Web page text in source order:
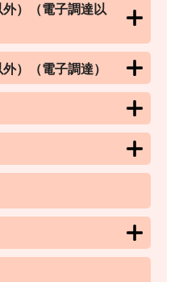
）（電子調達以
）（電子調達）